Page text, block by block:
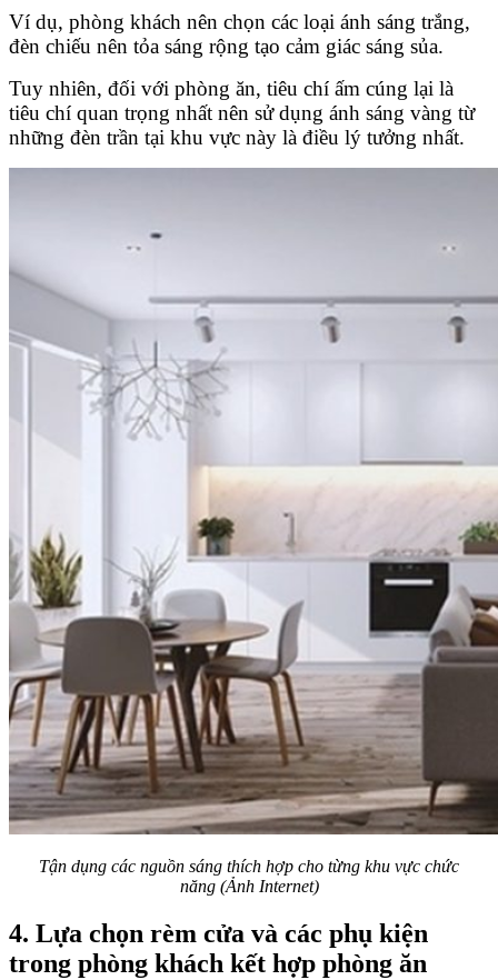
Ví dụ, phòng khách nên chọn các loại ánh sáng trắng,
đèn chiếu nên tỏa sáng rộng tạo cảm giác sáng sủa.
Tuy nhiên, đối với phòng ăn, tiêu chí ấm cúng lại là
tiêu chí quan trọng nhất nên sử dụng ánh sáng vàng từ
những đèn trần tại khu vực này là điều lý tưởng nhất.
Tận dụng các nguồn sáng thích hợp cho từng khu vực chức
năng (Ảnh Internet)
4. Lựa chọn rèm cửa và các phụ kiện
trong phòng khách kết hợp phòng ăn